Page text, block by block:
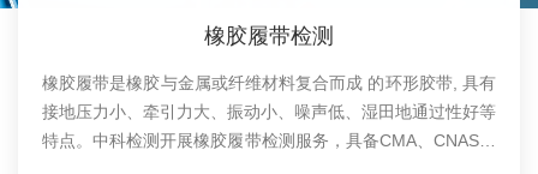
橡胶履带检测
橡胶履带是橡胶与金属或纤维材料复合而成 的环形胶带, 具有
接地压力小、牵引力大、振动小、噪声低、湿田地通过性好等
特点。中科检测开展橡胶履带检测服务，具备CMA、CNAS资